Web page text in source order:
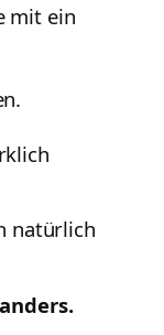
mit ein
natürlich